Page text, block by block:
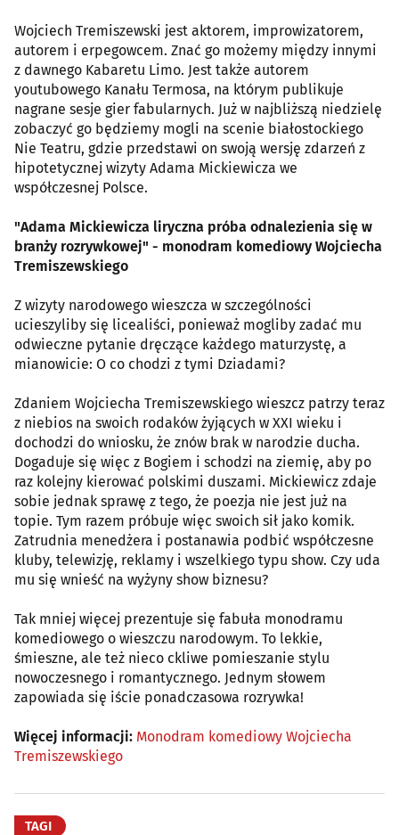
Wojciech Tremiszewski jest aktorem, improwizatorem,
autorem i erpegowcem. Znać go możemy między innymi
z dawnego Kabaretu Limo. Jest także autorem
youtubowego Kanału Termosa, na którym publikuje
nagrane sesje gier fabularnych. Już w najbliższą niedzielę
zobaczyć go będziemy mogli na scenie białostockiego
Nie Teatru, gdzie przedstawi on swoją wersję zdarzeń z
hipotetycznej wizyty Adama Mickiewicza we
współczesnej Polsce.
"Adama Mickiewicza liryczna próba odnalezienia się w
branży rozrywkowej" - monodram komediowy Wojciecha
Tremiszewskiego
Z wizyty narodowego wieszcza w szczególności
ucieszyliby się licealiści, ponieważ mogliby zadać mu
odwieczne pytanie dręczące każdego maturzystę, a
mianowicie: O co chodzi z tymi Dziadami?
Zdaniem Wojciecha Tremiszewskiego wieszcz patrzy teraz
z niebios na swoich rodaków żyjących w XXI wieku i
dochodzi do wniosku, że znów brak w narodzie ducha.
Dogaduje się więc z Bogiem i schodzi na ziemię, aby po
raz kolejny kierować polskimi duszami. Mickiewicz zdaje
sobie jednak sprawę z tego, że poezja nie jest już na
topie. Tym razem próbuje więc swoich sił jako komik.
Zatrudnia menedżera i postanawia podbić współczesne
kluby, telewizję, reklamy i wszelkiego typu show. Czy uda
mu się wnieść na wyżyny show biznesu?
Tak mniej więcej prezentuje się fabuła monodramu
komediowego o wieszczu narodowym. To lekkie,
śmieszne, ale też nieco ckliwe pomieszanie stylu
nowoczesnego i romantycznego. Jednym słowem
zapowiada się iście ponadczasowa rozrywka!
Więcej informacji: Monodram komediowy Wojciecha
Tremiszewskiego
TAGI